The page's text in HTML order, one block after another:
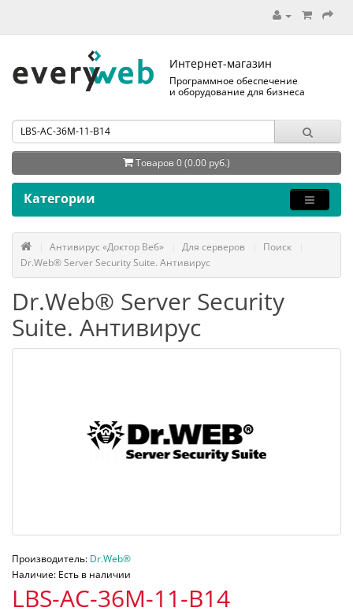
Интернет-магазин
Программное обеспечение
и оборудование для бизнеса
Товаров 0 (0.00 руб.)
Категории
Антивирус «Доктор Веб» Для серверов
Поиск
Dr.Web® Server Security Suite. Антивирус
Dr.Web® Server Security
Suite. Антивирус
Производитель: Dr.Web®
Наличие: Есть в наличии
LBS-AC-36M-11-B14